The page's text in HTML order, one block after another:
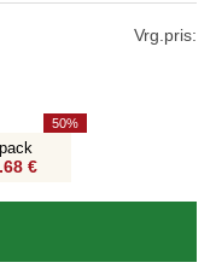
Vrg.pris:
€
50